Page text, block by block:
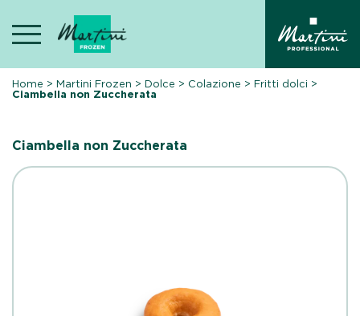
content
Home >Martini Frozen >Dolce > Colazione >Fritti dolci >
Ciambella non Zuccherata
Ciambella non Zuccherata